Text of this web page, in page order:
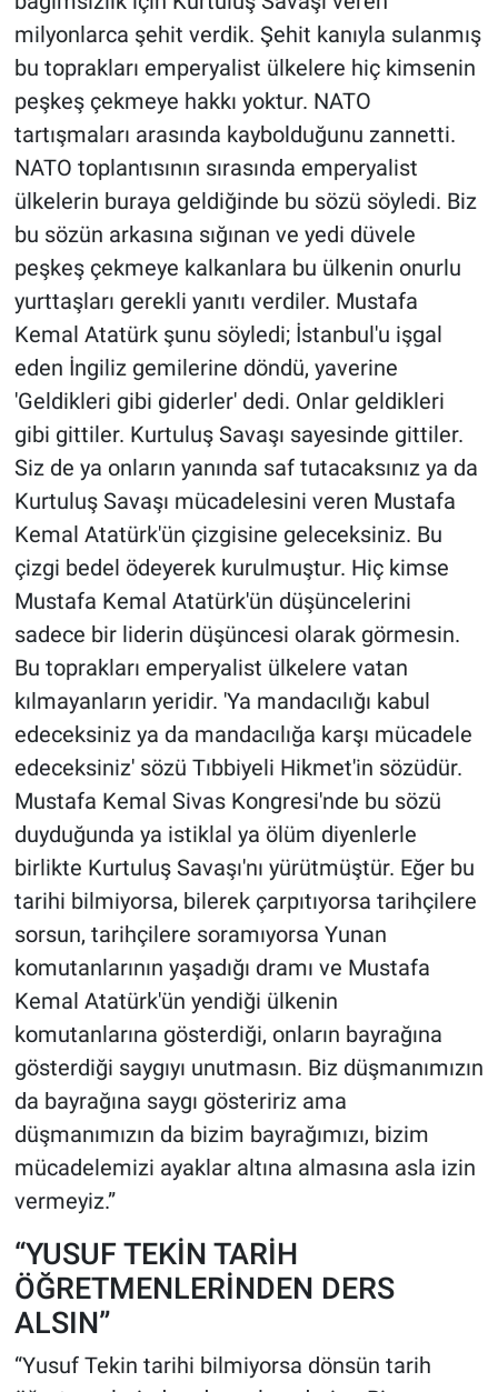
milyonlarca şehit verdik. Şehit kanıyla sulanmış
bu toprakları emperyalist ülkelere hiç kimsenin
peşkeş çekmeye hakkı yoktur. NATO
tartışmaları arasında kaybolduğunu zannetti.
NATO toplantısının sırasında emperyalist
ülkelerin buraya geldiğinde bu sözü söyledi. Biz
bu sözün arkasına sığınan ve yedi düvele
peşkeş çekmeye kalkanlara bu ülkenin onurlu
yurttaşları gerekli yanıtı verdiler. Mustafa
Kemal Atatürk şunu söyledi; İstanbul'u işgal
eden İngiliz gemilerine döndü, yaverine
'Geldikleri gibi giderler' dedi. Onlar geldikleri
gibi gittiler. Kurtuluş Savaşı sayesinde gittiler.
Siz de ya onların yanında saf tutacaksınız ya da
Kurtuluş Savaşı mücadelesini veren Mustafa
Kemal Atatürk'ün çizgisine geleceksiniz. Bu
çizgi bedel ödeyerek kurulmuştur. Hiç kimse
Mustafa Kemal Atatürk'ün düşüncelerini
sadece bir liderin düşüncesi olarak görmesin.
Bu toprakları emperyalist ülkelere vatan
kılmayanların yeridir. 'Ya mandacılığı kabul
edeceksiniz ya da mandacılığa karşı mücadele
edeceksiniz' sözü Tıbbiyeli Hikmet'in sözüdür.
Mustafa Kemal Sivas Kongresi'nde bu sözü
duyduğunda ya istiklal ya ölüm diyenlerle
birlikte Kurtuluş Savaşı'nı yürütmüştür. Eğer bu
tarihi bilmiyorsa, bilerek çarpıtıyorsa tarihçilere
sorsun, tarihçilere soramıyorsa Yunan
komutanlarının yaşadığı dramı ve Mustafa
Kemal Atatürk'ün yendiği ülkenin
komutanlarına gösterdiği, onların bayrağına
gösterdiği saygıyı unutmasın. Biz düşmanımızın
da bayrağına saygı gösteririz ama
düşmanımızın da bizim bayrağımızı, bizim
mücadelemizi ayaklar altına almasına asla izin
vermeyiz.”
“YUSUF TEKİN TARİH
ÖĞRETMENLERİNDEN DERS
ALSIN”
“Yusuf Tekin tarihi bilmiyorsa dönsün tarih